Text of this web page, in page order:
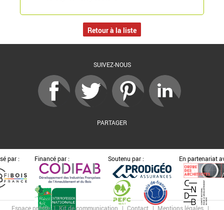
Retour à la liste
SUIVEZ-NOUS
PARTAGER
par : Financé par : Soutenu par : En partenariat
Espace presse Kit de communication Contact Mentions légales